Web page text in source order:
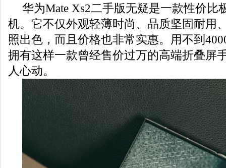
华为Mate Xs2二手版无疑是一款性价比
机。它不仅外观轻薄时尚、品质坚固耐用
照出色，而且价格也非常实惠。用不到
拥有这样一款曾经售价过万的高端折叠屏
人心动。